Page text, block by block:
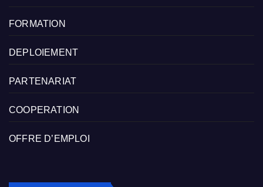
FORMATION
DEPLOIEMENT
PARTENARIAT
COOPERATION
OFFRE D’EMPLOI